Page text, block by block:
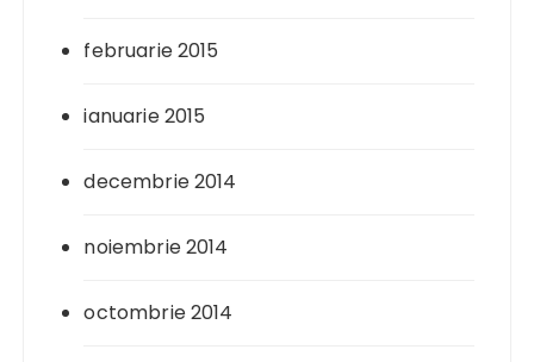
februarie 2015
ianuarie 2015
decembrie 2014
noiembrie 2014
octombrie 2014